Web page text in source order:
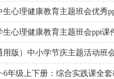
生心理健康教育主题班会优秀
生心理健康教育主题班会ppt课
用版）中小学节庆主题活动班
年级上下册：综合实践课全